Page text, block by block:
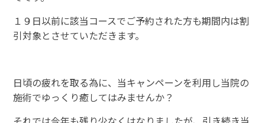
１９日以前に該当コースでご予約された方も期間内は割
引対象とさせていただきます。
日頃の疲れを取る為に、当キャンペーンを利用し当院の
施術でゆっくり癒してはみませんか？